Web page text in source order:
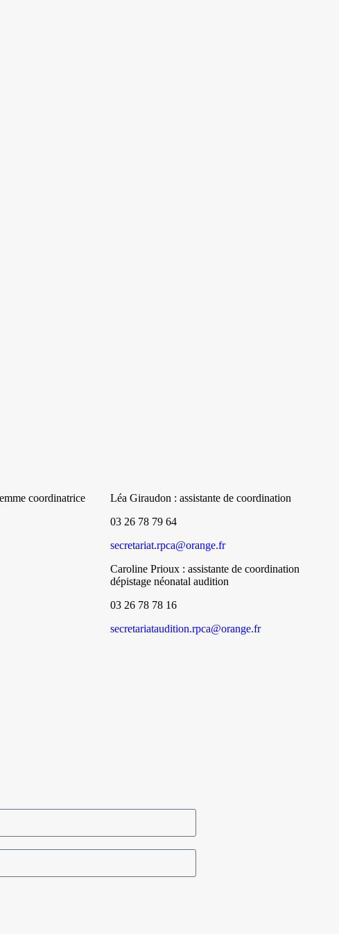
coordinatrice
Léa Giraudon : assistante de coordination
03 26 78 79 64
secretariat.rpca@orange.fr
Caroline Prioux : assistante de coordination
dépistage néonatal audition
03 26 78 78 16
secretariataudition.rpca@orange.fr